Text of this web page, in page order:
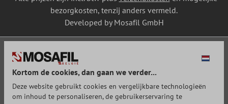
bezorgkosten, tenzij anders vermeld.
Developed by Mosafil GmbH
Kortom de cookies, dan gaan we verder...
Deze website gebruikt cookies en vergelijkbare technologieën
om inhoud te personaliseren, de gebruikerservaring te